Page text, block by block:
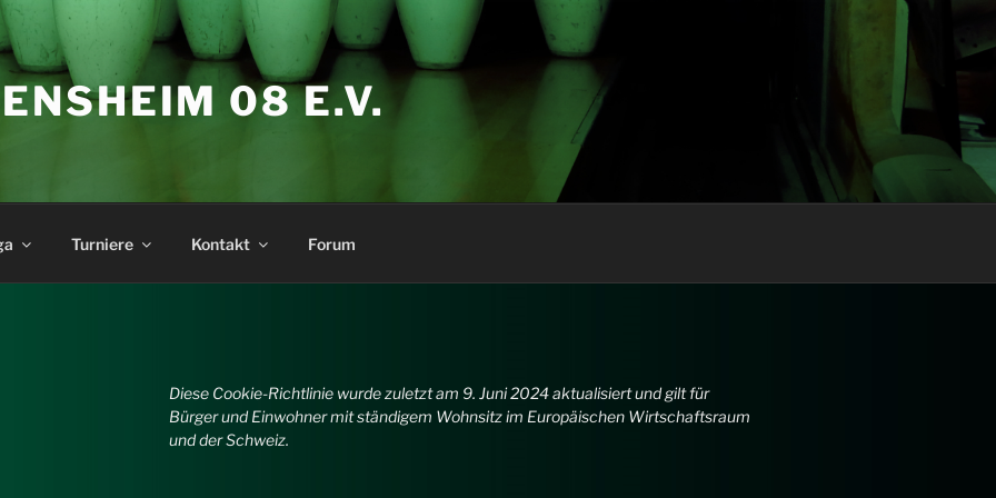
08 E.V.
Turniere Kontakt Forum
Diese Cookie-Richtlinie wurde zuletzt am 9. Juni 2024 aktualisiert und gilt für
Bürger und Einwohner mit ständigem Wohnsitz im Europäischen Wirtschaftsraum
und der Schweiz.